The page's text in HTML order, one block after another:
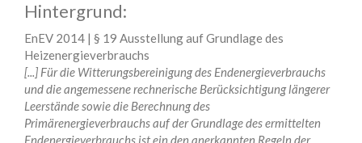
Hintergrund:
EnEV 2014 | § 19 Ausstellung auf Grundlage des
Heizenergieverbrauchs
[...] Für die Witterungsbereinigung des Endenergieverbrauchs
und die angemessene rechnerische Berücksichtigung längerer
Leerstände sowie die Berechnung des
Primärenergieverbrauchs auf der Grundlage des ermittelten
Endenergieverbrauchs ist ein den anerkannten Regeln der